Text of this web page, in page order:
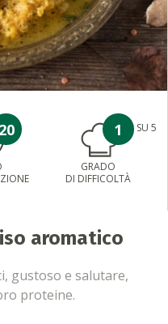
20 1 SU 5
GRADO
DI DIFFICOLTÀ
aromatico
gustoso e salutare,
proteine.